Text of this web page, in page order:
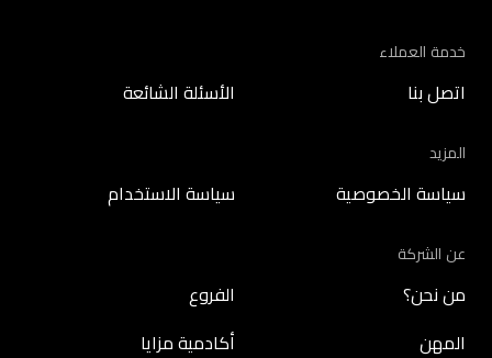
خدمة العملاء
اتصل بنا الأسئلة الشائعة
المزيد
سياسة الخصوصية سياسة الاستخدام
عن الشركة
من نحن؟ الفروع
المهن أكادمية مزايا